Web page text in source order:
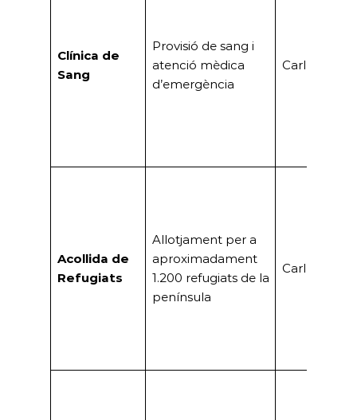
Clínica de
Sang
Provisió de sang i
atenció mèdica
d’emergència
Carles Serret
Acollida de
Refugiats
Allotjament per a
aproximadament
1.200 refugiats de la
península
Carles Serret